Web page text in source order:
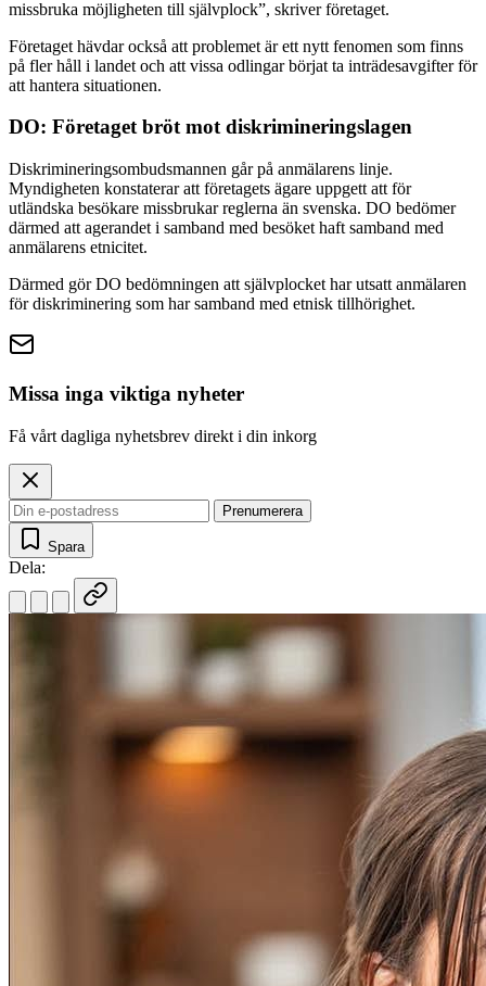
missbruka möjligheten till självplock”, skriver företaget.
Företaget hävdar också att problemet är ett nytt fenomen som finns
på fler håll i landet och att vissa odlingar börjat ta inträdesavgifter för
att hantera situationen.
DO: Företaget bröt mot diskrimineringslagen
Diskrimineringsombudsmannen går på anmälarens linje.
Myndigheten konstaterar att företagets ägare uppgett att för
utländska besökare missbrukar reglerna än svenska. DO bedömer
därmed att agerandet i samband med besöket haft samband med
anmälarens etnicitet.
Därmed gör DO bedömningen att självplocket har utsatt anmälaren
för diskriminering som har samband med etnisk tillhörighet.
Missa inga viktiga nyheter
Få vårt dagliga nyhetsbrev direkt i din inkorg
Prenumerera
Spara
Dela: